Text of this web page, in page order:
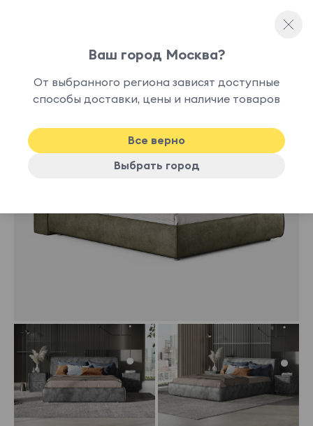
наличии
Ваш город Москва?
От выбранного региона зависят доступные
способы доставки, цены и наличие товаров
Все верно
Выбрать город